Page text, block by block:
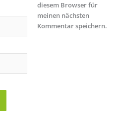
diesem Browser für
meinen nächsten
Kommentar speichern.